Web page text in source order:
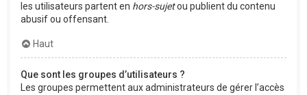
les utilisateurs partent en hors-sujetou publient du contenu
abusif ou offensant.
Haut
Que sont les groupes d’utilisateurs ?
Les groupes permettent aux administrateurs de gérer l’accès